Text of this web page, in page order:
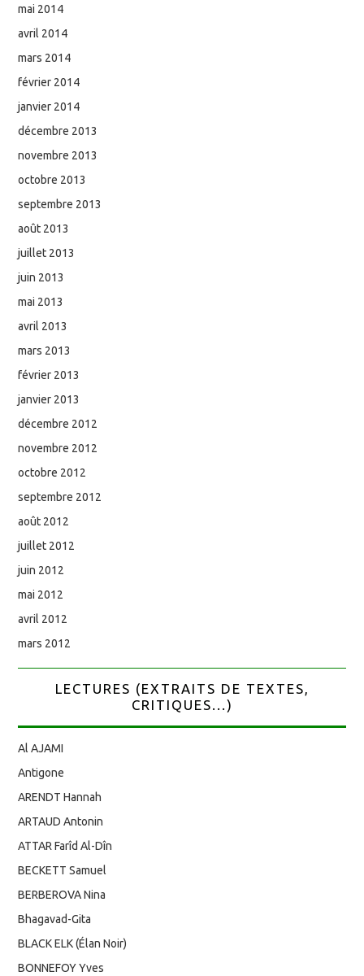
mai 2014
avril 2014
mars 2014
février 2014
janvier 2014
décembre 2013
novembre 2013
octobre 2013
septembre 2013
août 2013
juillet 2013
juin 2013
mai 2013
avril 2013
mars 2013
février 2013
janvier 2013
décembre 2012
novembre 2012
octobre 2012
septembre 2012
août 2012
juillet 2012
juin 2012
mai 2012
avril 2012
mars 2012
LECTURES (EXTRAITS DE TEXTES,
CRITIQUES...)
Al AJAMI
Antigone
ARENDT Hannah
ARTAUD Antonin
ATTAR Farîd Al-Dîn
BECKETT Samuel
BERBEROVA Nina
Bhagavad-Gita
BLACK ELK (Élan Noir)
BONNEFOY Yves